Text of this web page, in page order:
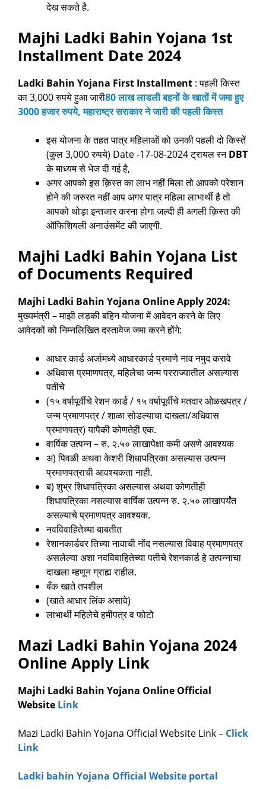
देख सकते है.
Majhi Ladki Bahin Yojana 1st
Installment Date 2024
Ladki Bahin Yojana First Installment : पहली किस्त
का 3,000 रुपये हुआ जारी80 लाख लाडली बहनों के खातों में जमा हुए
3000 हजार रुपये, महाराष्ट्र सराकार ने जारी की पहली किस्त
इस योजना के तहत पात्र महिलाओं को उनकी पहली दो किस्तें
(कुल 3,000 रुपये) Date -17-08-2024 ट्रायल रनDBT
के माध्यम से भेज दी गई है,
अगर आपको इस क़िस्त का लाभ नहीं मिला तो आपको परेशान
होने की जरुरत नहीं आप अगर पात्र महिला लाभार्थी है तो
आपको थोड़ा इन्तजार करना होगा जल्दी ही अगली क़िस्त की
ऑफिशियली अनाउंसमेंट की जाएगी.
Majhi Ladki Bahin Yojana List
of Documents Required
Majhi Ladki Bahin Yojana Online Apply 2024:
मुख्यमंत्री – माझी लड़की बहिन योजना में आवेदन करने के लिए
आवेदकों को निम्नलिखित दस्तावेज जमा करने होंगे:
आधार कार्ड अर्जामध्ये आधारकार्ड प्रमाणे नाव नमुद करावे
अधिवास प्रमाणपत्र, महिलेचा जन्म परराज्यातील असल्यास
पतीचे
(१५ वर्षापूर्वीचे रेशन कार्ड / १५ वर्षापूर्वीचे मतदार ओळखपत्र /
जन्म प्रमाणपत्र / शाळा सोडल्याचा दाखला/अधिवास
प्रमाणपत्र) यापैकी कोणतेही एक.
वार्षिक उत्पन्न – रु. २.५० लाखापेक्षा कमी असणे आवश्यक
अ) पिवळी अथवा केशरी शिधापत्रिका असल्यास उत्पन्न
प्रमाणपत्राची आवश्यकता नाही.
ब) शुभ्र शिधापत्रिका असल्यास अथवा कोणतीही
शिधापत्रिका नसल्यास वार्षिक उत्पन्न रु. २.५० लाखापर्यंत
असल्याचे प्रमाणपत्र आवश्यक.
नवविवाहितेच्या बाबतीत
रेशानकार्डवर तिच्या नावाची नोंद नसल्यास विवाह प्रमाणपत्र
असलेल्या अशा नवविवाहितेच्या पतीचे रेशनकार्ड हे उत्पन्नाचा
दाखला म्हणून ग्राह्य राहील.
बँक खाते तपशील
(खाते आधार लिंक असावे)
लाभार्थी महिलेचे हमीपत्र व फोटो
Mazi Ladki Bahin Yojana 2024
Online Apply Link
Majhi Ladki Bahin Yojana Online Official
Website Link
Mazi Ladki Bahin Yojana Official Website Link – Click
Link
Ladki bahin Yojana Official Website portal